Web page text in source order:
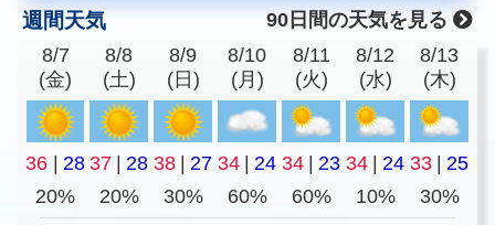
週間天気
90日間の天気を見る
8/7
(金)
8/8
(土)
8/9
(日)
8/10
(月)
8/11
(火)
8/12
(水)
8/13
(木)
36 | 28 37 | 28 38 | 27 34 | 24 34 | 23 34 | 24 33 | 25
20%
20% 30% 60% 60% 10% 30%